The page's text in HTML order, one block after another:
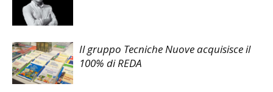
Il gruppo Tecniche Nuove acquisisce il
100% di REDA